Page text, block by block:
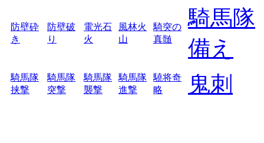
防壁砕
き
防壁破
り
電光石
火
風林火
山
騎突の
真髄
騎馬隊
備え
騎馬隊
挟撃
騎馬隊
突撃
騎馬隊
襲撃
騎馬隊
進撃
驍将奇
略
鬼刺